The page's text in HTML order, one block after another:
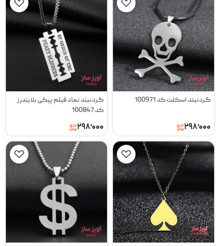
گردنبند اسکلت کد 100971
۲۹۸٬۰۰۰
گردنبند نماد فیلم پیکی بلایندرز
کد 100847
۲۹۸٬۰۰۰